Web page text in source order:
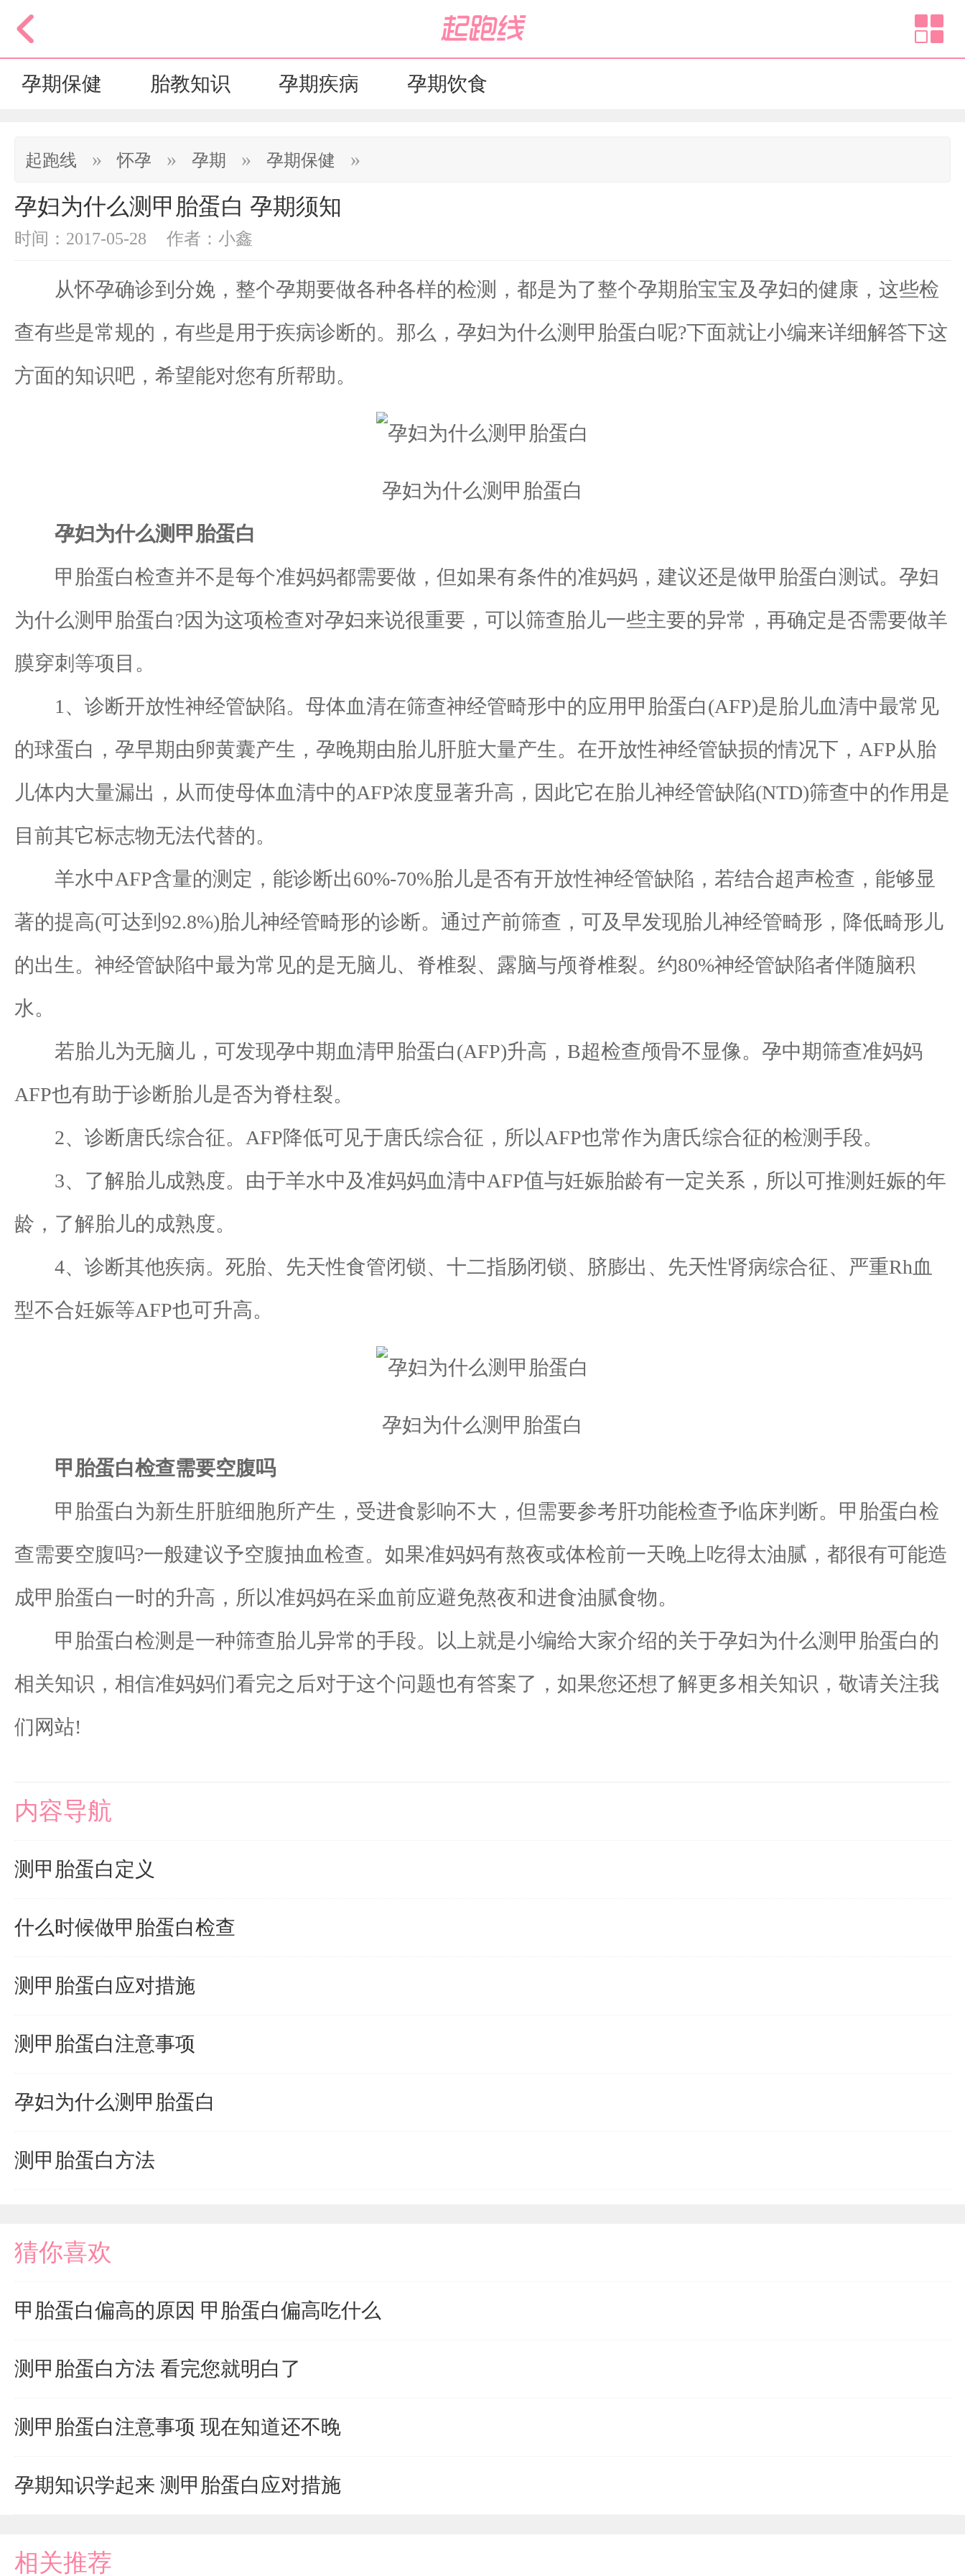
孕期保健 胎教知识 孕期疾病 孕期饮食
起跑线 » 怀孕 » 孕期 » 孕期保健 »
孕妇为什么测甲胎蛋白 孕期须知
时间：2017-05-28 作者：小鑫
从怀孕确诊到分娩，整个孕期要做各种各样的检测，都是为了整个孕期胎宝宝及孕妇的健康，这些检
查有些是常规的，有些是用于疾病诊断的。那么，孕妇为什么测甲胎蛋白呢?下面就让小编来详细解答下这
方面的知识吧，希望能对您有所帮助。
孕妇为什么测甲胎蛋白
孕妇为什么测甲胎蛋白
甲胎蛋白检查并不是每个准妈妈都需要做，但如果有条件的准妈妈，建议还是做甲胎蛋白测试。孕妇
为什么测甲胎蛋白?因为这项检查对孕妇来说很重要，可以筛查胎儿一些主要的异常，再确定是否需要做羊
膜穿刺等项目。
1、诊断开放性神经管缺陷。母体血清在筛查神经管畸形中的应用甲胎蛋白(AFP)是胎儿血清中最常见
的球蛋白，孕早期由卵黄囊产生，孕晚期由胎儿肝脏大量产生。在开放性神经管缺损的情况下，AFP从胎
儿体内大量漏出，从而使母体血清中的AFP浓度显著升高，因此它在胎儿神经管缺陷(NTD)筛查中的作用是
目前其它标志物无法代替的。
羊水中AFP含量的测定，能诊断出60%-70%胎儿是否有开放性神经管缺陷，若结合超声检查，能够显
著的提高(可达到92.8%)胎儿神经管畸形的诊断。通过产前筛查，可及早发现胎儿神经管畸形，降低畸形儿
的出生。神经管缺陷中最为常见的是无脑儿、脊椎裂、露脑与颅脊椎裂。约80%神经管缺陷者伴随脑积
水。
若胎儿为无脑儿，可发现孕中期血清甲胎蛋白(AFP)升高，B超检查颅骨不显像。孕中期筛查准妈妈
AFP也有助于诊断胎儿是否为脊柱裂。
2、诊断唐氏综合征。AFP降低可见于唐氏综合征，所以AFP也常作为唐氏综合征的检测手段。
3、了解胎儿成熟度。由于羊水中及准妈妈血清中AFP值与妊娠胎龄有一定关系，所以可推测妊娠的年
龄，了解胎儿的成熟度。
4、诊断其他疾病。死胎、先天性食管闭锁、十二指肠闭锁、脐膨出、先天性肾病综合征、严重Rh血
型不合妊娠等AFP也可升高。
孕妇为什么测甲胎蛋白
甲胎蛋白检查需要空腹吗
甲胎蛋白为新生肝脏细胞所产生，受进食影响不大，但需要参考肝功能检查予临床判断。甲胎蛋白检
查需要空腹吗?一般建议予空腹抽血检查。如果准妈妈有熬夜或体检前一天晚上吃得太油腻，都很有可能造
成甲胎蛋白一时的升高，所以准妈妈在采血前应避免熬夜和进食油腻食物。
甲胎蛋白检测是一种筛查胎儿异常的手段。以上就是小编给大家介绍的关于孕妇为什么测甲胎蛋白的
相关知识，相信准妈妈们看完之后对于这个问题也有答案了，如果您还想了解更多相关知识，敬请关注我
们网站!
内容导航
测甲胎蛋白定义
什么时候做甲胎蛋白检查
测甲胎蛋白应对措施
测甲胎蛋白注意事项
孕妇为什么测甲胎蛋白
测甲胎蛋白方法
猜你喜欢
甲胎蛋白偏高的原因 甲胎蛋白偏高吃什么
测甲胎蛋白方法 看完您就明白了
测甲胎蛋白注意事项 现在知道还不晚
孕期知识学起来 测甲胎蛋白应对措施
相关推荐